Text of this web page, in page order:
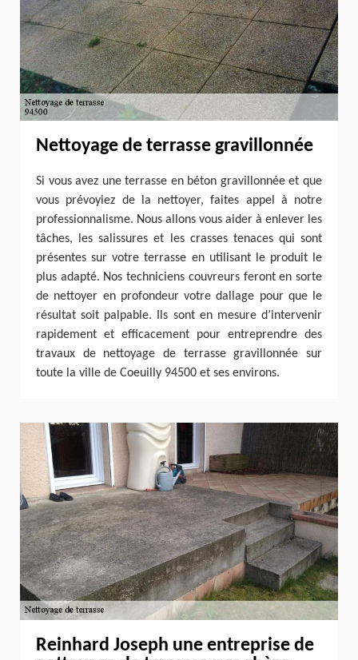
Nettoyage de terrasse gravillonnée
Si vous avez une terrasse en béton gravillonnée et que
vous prévoyiez de la nettoyer, faites appel à notre
professionnalisme. Nous allons vous aider à enlever les
tâches, les salissures et les crasses tenaces qui sont
présentes sur votre terrasse en utilisant le produit le
plus adapté. Nos techniciens couvreurs feront en sorte
de nettoyer en profondeur votre dallage pour que le
résultat soit palpable. Ils sont en mesure d’intervenir
rapidement et efficacement pour entreprendre des
travaux de nettoyage de terrasse gravillonnée sur
toute la ville de Coeuilly 94500 et ses environs.
Reinhard Joseph une entreprise de